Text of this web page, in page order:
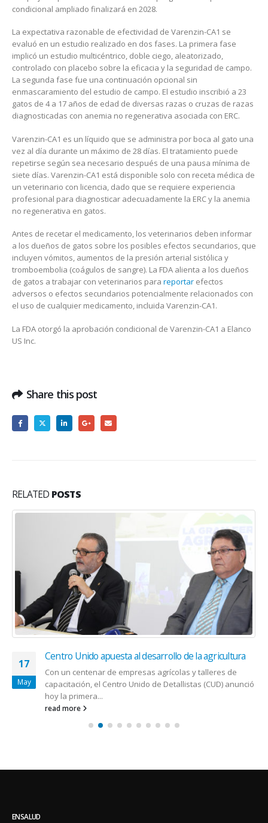
condicional ampliado finalizará en 2028.
La expectativa razonable de efectividad de Varenzin-CA1 se
evaluó en un estudio realizado en dos fases. La primera fase
implicó un estudio multicéntrico, doble ciego, aleatorizado,
controlado con placebo sobre la eficacia y la seguridad de campo.
La segunda fase fue una continuación opcional sin
enmascaramiento del estudio de campo. El estudio inscribió a 23
gatos de 4 a 17 años de edad de diversas razas o cruzas de razas
diagnosticadas con anemia no regenerativa asociada con ERC.
Varenzin-CA1 es un líquido que se administra por boca al gato una
vez al día durante un máximo de 28 días. El tratamiento puede
repetirse según sea necesario después de una pausa mínima de
siete días. Varenzin-CA1 está disponible solo con receta médica de
un veterinario con licencia, dado que se requiere experiencia
profesional para diagnosticar adecuadamente la ERC y la anemia
no regenerativa en gatos.
Antes de recetar el medicamento, los veterinarios deben informar
a los dueños de gatos sobre los posibles efectos secundarios, que
incluyen vómitos, aumentos de la presión arterial sistólica y
tromboembolia (coágulos de sangre). La FDA alienta a los dueños
de gatos a trabajar con veterinarios para reportar efectos
adversos o efectos secundarios potencialmente relacionados con
el uso de cualquier medicamento, incluida Varenzin-CA1.
La FDA otorgó la aprobación condicional de Varenzin-CA1 a Elanco
US Inc.
Share this post
RELATED POSTS
17
May
Centro Unido apuesta al desarrollo de la agricultura
Con un centenar de empresas agrícolas y talleres de
capacitación, el Centro Unido de Detallistas (CUD) anunció
hoy la primera...
read more
ENSALUD